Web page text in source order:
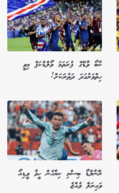
ކާބޯ ވާޑޭގެ ފުރަތަމަ ވޯލްޑްކަޕް މިވީ
ހިތްވަރުގަދަ ދަތުރަަކަށް!
ރޮނާލްޑޯ ބިސްމި ކިޔާހެން ހީވާ ވީޑިއޯ
ވައިރަލް ވެއްޖެ